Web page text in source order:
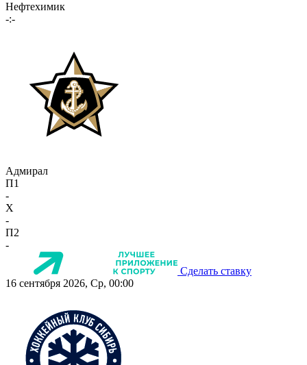
Нефтехимик
-:-
Адмирал
П1
-
X
-
П2
-
Сделать ставку
16 сентября 2026, Ср, 00:00